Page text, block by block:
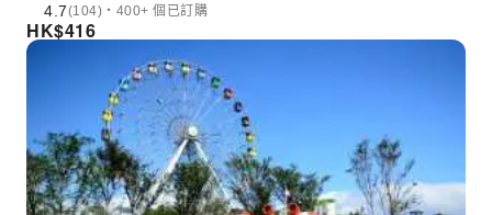
4.7(104)・400+ 個已訂購
HK$416